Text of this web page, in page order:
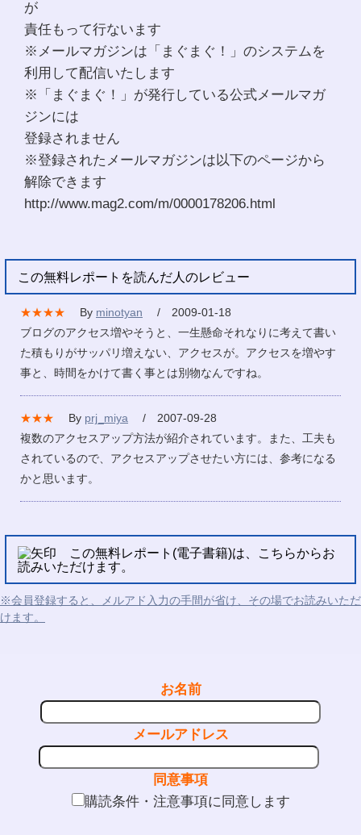
が
責任もって行ないます
※メールマガジンは「まぐまぐ！」のシステムを
利用して配信いたします
※「まぐまぐ！」が発行している公式メールマガ
ジンには
登録されません
※登録されたメールマガジンは以下のページから
解除できます
http://www.mag2.com/m/0000178206.html
この無料レポートを読んだ人のレビュー
★★★★ By minotyan
/ 2009-01-18
ブログのアクセス増やそうと、一生懸命それなりに考えて書い
た積もりがサッパリ増えない、アクセスが。アクセスを増やす
事と、時間をかけて書く事とは別物なんですね。
★★★ By prj_miya
/ 2007-09-28
複数のアクセスアップ方法が紹介されています。また、工夫も
されているので、アクセスアップさせたい方には、参考になる
かと思います。
この無料レポート(電子書籍)は、こちらからお
読みいただけます。
※会員登録すると、メルアド入力の手間が省け、その場でお読みいただ
けます。
お名前
メールアドレス
同意事項
購読条件・注意事項に同意します